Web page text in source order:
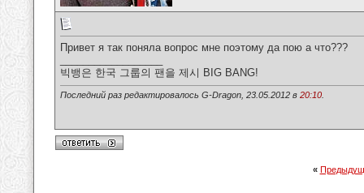
Привет я так поняла вопрос мне поэтому да пою а что???
빅뱅은 한국 그룹의 팬을 제시 BIG BANG!
Последний раз редактировалось G-Dragon, 23.05.2012 в 20:10
«